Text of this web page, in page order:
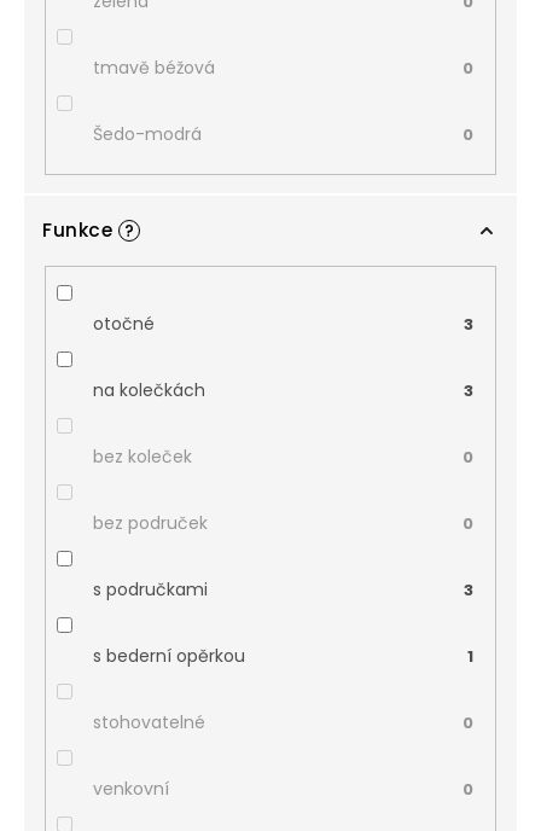
tmavě béžová 0
Šedo-modrá 0
Funkce ?
otočné 3
na kolečkách 3
bez koleček 0
bez područek 0
s područkami 3
s bederní opěrkou 1
stohovatelné 0
venkovní 0